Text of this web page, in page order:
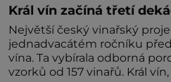
Král vín začíná třetí
Největší český vinařský
jednadvacátém ročníku
vína. Ta vybírala odborná
vzorků od 157